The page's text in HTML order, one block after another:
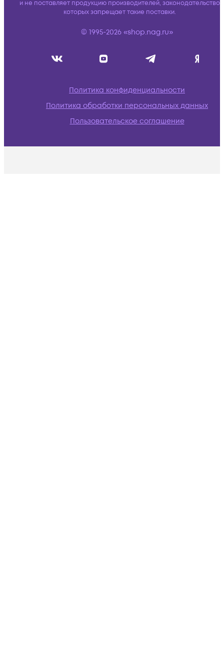
и не поставляет продукцию производителей, законодательство
которых запрещает такие поставки.
© 1995-2026 «shop.nag.ru»
Политика конфиденциальности
Политика обработки персональных данных
Пользовательское соглашение